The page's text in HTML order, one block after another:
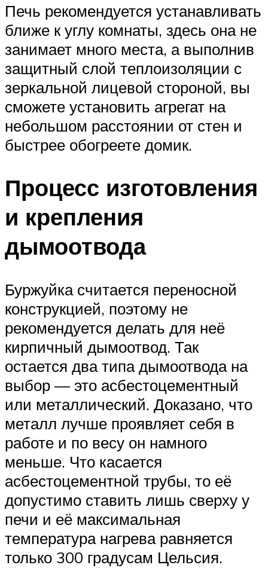
Печь рекомендуется устанавливать
ближе к углу комнаты, здесь она не
занимает много места, а выполнив
защитный слой теплоизоляции с
зеркальной лицевой стороной, вы
сможете установить агрегат на
небольшом расстоянии от стен и
быстрее обогреете домик.
Процесс изготовления
и крепления
дымоотвода
Буржуйка считается переносной
конструкцией, поэтому не
рекомендуется делать для неё
кирпичный дымоотвод. Так
остается два типа дымоотвода на
выбор — это асбестоцементный
или металлический. Доказано, что
металл лучше проявляет себя в
работе и по весу он намного
меньше. Что касается
асбестоцементной трубы, то её
допустимо ставить лишь сверху у
печи и её максимальная
температура нагрева равняется
только 300 градусам Цельсия.